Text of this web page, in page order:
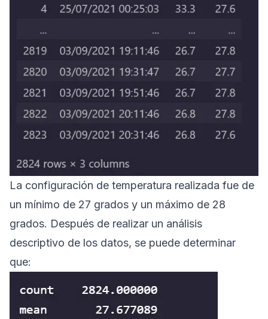
La configuración de temperatura realizada fue de
un mínimo de 27 grados y un máximo de 28
grados. Después de realizar un análisis
descriptivo de los datos, se puede determinar
que: